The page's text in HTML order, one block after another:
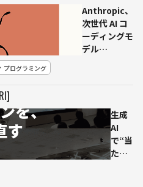
──ワー
クフロー
可視化と
高速化を
Anthropic、
次世代 AI コ
ーディングモ
デル
中モードが復
活、強化され
たエージェン
ト性能
プログラミング
生成
AI
で“当
たり